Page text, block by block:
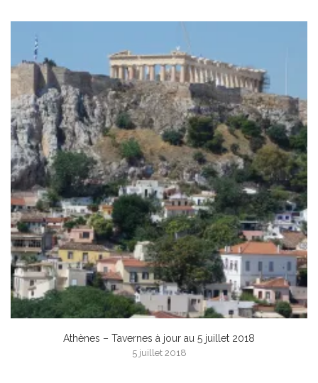
Athènes – Tavernes à jour au 5 juillet 2018
5 juillet 2018